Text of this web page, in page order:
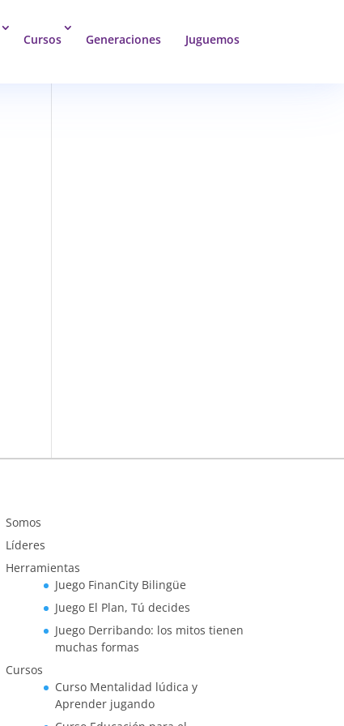
Cursos Generaciones Juguemos
Somos
Líderes
Herramientas
Juego FinanCity Bilingüe
Juego El Plan, Tú decides
Juego Derribando: los mitos tienen
muchas formas
Cursos
Curso Mentalidad lúdica y
Aprender jugando